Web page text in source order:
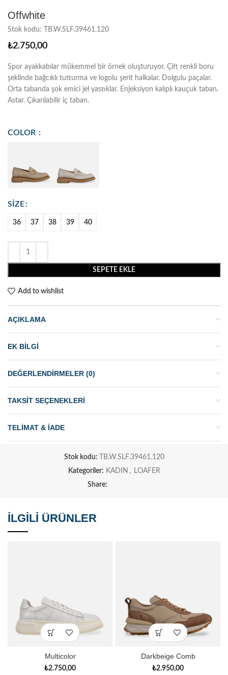
Offwhite
Stok kodu: TB.W.SLF.39461.120
₺2.750,00
Spor ayakkabılar mükemmel bir örnek oluşturuyor. Çift renkli boru
şeklinde bağcıklı tutturma ve logolu şerit halkalar. Dolgulu paçalar.
Orta tabanda şok emici jel yastıklar. Enjeksiyon kalıplı kauçuk taban.
Astar. Çıkarılabilir iç taban.
COLOR
SIZE
36 37 38 39 40
SEPETE EKLE
Add to wishlist
AÇIKLAMA
EK BILGI
DEĞERLENDIRMELER (0)
TAKSIT SEÇENEKLERI
TELIMAT & İADE
Stok kodu:
TB.W.SLF.39461.120
Kategoriler: KADIN ,
LOAFER
Share:
İLGILI ÜRÜNLER
Multicolor
₺2.750,00
Darkbeige Comb
₺2.950,00